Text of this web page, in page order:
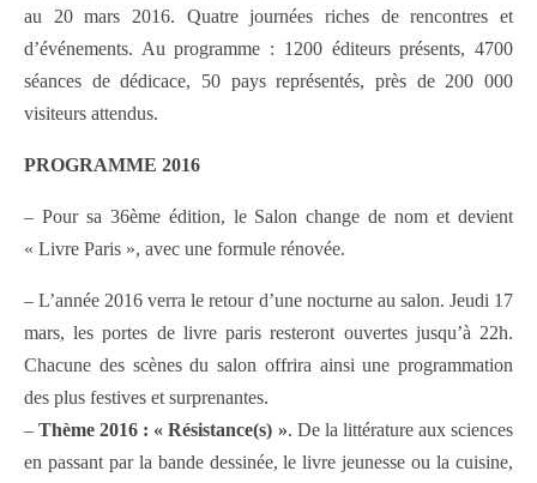
au 20 mars 2016. Quatre journées riches de rencontres et
d’événements. Au programme : 1200 éditeurs présents, 4700
séances de dédicace, 50 pays représentés, près de 200 000
visiteurs attendus.
PROGRAMME 2016
– Pour sa 36ème édition, le Salon change de nom et devient
« Livre Paris », avec une formule rénovée.
– L’année 2016 verra le retour d’une nocturne au salon. Jeudi 17
mars, les portes de livre paris resteront ouvertes jusqu’à 22h.
Chacune des scènes du salon offrira ainsi une programmation
des plus festives et surprenantes.
–Thème 2016 : « Résistance(s) ». De la littérature aux sciences
en passant par la bande dessinée, le livre jeunesse ou la cuisine,